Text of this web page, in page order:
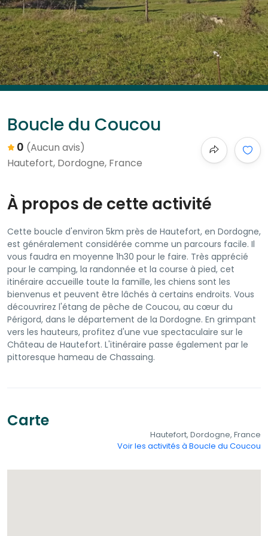
Boucle du Coucou
0 (Aucun avis)
Hautefort, Dordogne, France
À propos de cette activité
Cette boucle d'environ 5km près de Hautefort, en Dordogne,
est généralement considérée comme un parcours facile. Il
vous faudra en moyenne 1h30 pour le faire. Très apprécié
pour le camping, la randonnée et la course à pied, cet
itinéraire accueille toute la famille, les chiens sont les
bienvenus et peuvent être lâchés à certains endroits. Vous
découvrirez l'étang de pêche de Coucou, au cœur du
Périgord, dans le département de la Dordogne. En grimpant
vers les hauteurs, profitez d'une vue spectaculaire sur le
Château de Hautefort. L'itinéraire passe également par le
pittoresque hameau de Chassaing.
Carte
Hautefort, Dordogne, France
Voir les activités à Boucle du Coucou